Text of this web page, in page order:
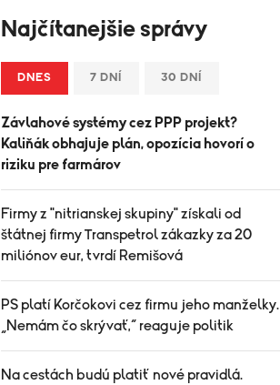
Najčítanejšie správy
DNES 7 DNÍ 30 DNÍ
Závlahové systémy cez PPP projekt?
Kaliňák obhajuje plán, opozícia hovorí o
riziku pre farmárov
Firmy z "nitrianskej skupiny" získali od
štátnej firmy Transpetrol zákazky za 20
miliónov eur, tvrdí Remišová
PS platí Korčokovi cez firmu jeho manželky.
„Nemám čo skrývať,“ reaguje politik
Na cestách budú platiť nové pravidlá.